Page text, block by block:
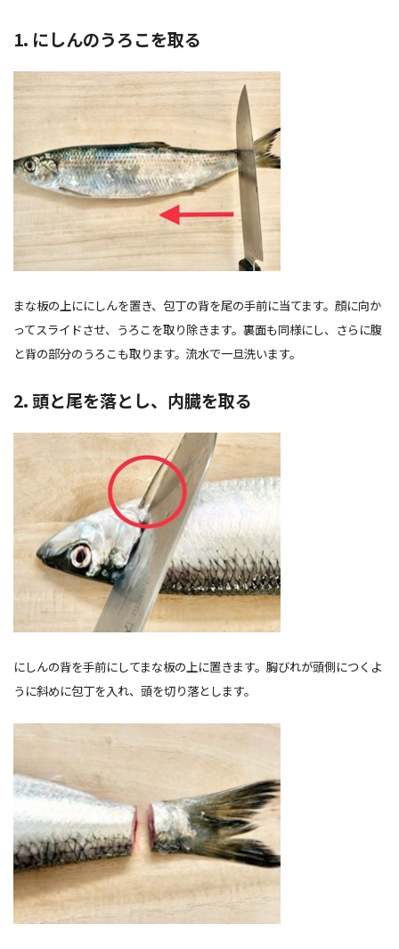
1. にしんのうろこを取る
まな板の上ににしんを置き、包丁の背を尾の手前に当てます。顔に向か
ってスライドさせ、うろこを取り除きます。裏面も同様にし、さらに腹
と背の部分のうろこも取ります。流水で一旦洗います。
2. 頭と尾を落とし、 内臓を取る
にしんの背を手前にしてまな板の上に置きます。胸びれが頭側につくよ
うに斜めに包丁を入れ、頭を切り落とします。